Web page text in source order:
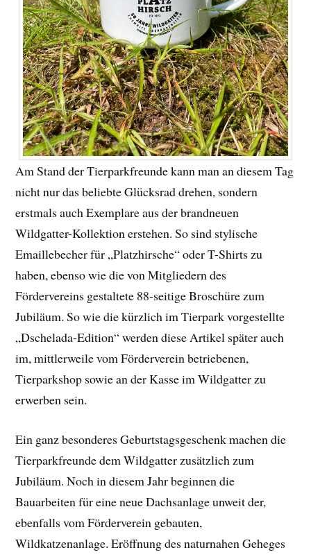
Am Stand der Tierparkfreunde kann man an diesem Tag
nicht nur das beliebte Glücksrad drehen, sondern
erstmals auch Exemplare aus der brandneuen
Wildgatter-Kollektion erstehen. So sind stylische
Emaillebecher für „Platzhirsche“ oder T-Shirts zu
haben, ebenso wie die von Mitgliedern des
Fördervereins gestaltete 88-seitige Broschüre zum
Jubiläum. So wie die kürzlich im Tierpark vorgestellte
„Dschelada-Edition“ werden diese Artikel später auch
im, mittlerweile vom Förderverein betriebenen,
Tierparkshop sowie an der Kasse im Wildgatter zu
erwerben sein.
Ein ganz besonderes Geburtstagsgeschenk machen die
Tierparkfreunde dem Wildgatter zusätzlich zum
Jubiläum. Noch in diesem Jahr beginnen die
Bauarbeiten für eine neue Dachsanlage unweit der,
ebenfalls vom Förderverein gebauten,
Wildkatzenanlage. Eröffnung des naturnahen Geheges